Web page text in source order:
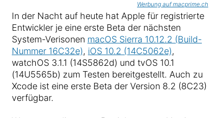
Werbung auf macprime.ch
In der Nacht auf heute hat Apple für registrierte
Entwickler je eine erste Beta der nächsten
System-Verisonen macOS Sierra 10.12.2 (Build-
Nummer 16C32e), iOS 10.2 (14C5062e),
watchOS 3.1.1 (14S5862d) und tvOS 10.1
(14U5565b) zum Testen bereitgestellt. Auch zu
Xcode ist eine erste Beta der Version 8.2 (8C23)
verfügbar.